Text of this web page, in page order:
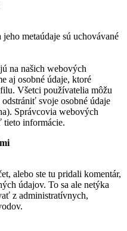
metaúdaje sú uchovávané
na našich webových
aj osobné údaje, ktoré
Všetci používatelia môžu
svoje osobné údaje
Správcovia webových
tieto informácie.
alebo ste tu pridali komentár,
údajov. To sa ale netýka
z administratívnych,